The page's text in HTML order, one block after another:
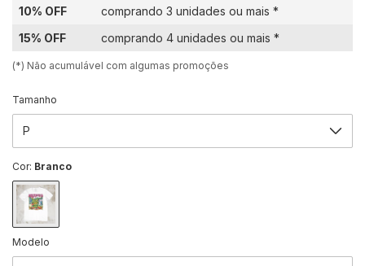
10% OFF
comprando 3 unidades ou mais *
15% OFF
comprando 4 unidades ou mais *
(*) Não acumulável com algumas promoções
Tamanho
Cor: Branco
Modelo